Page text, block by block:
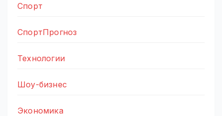
Спорт
СпортПрогноз
Технологии
Шоу-бизнес
Экономика